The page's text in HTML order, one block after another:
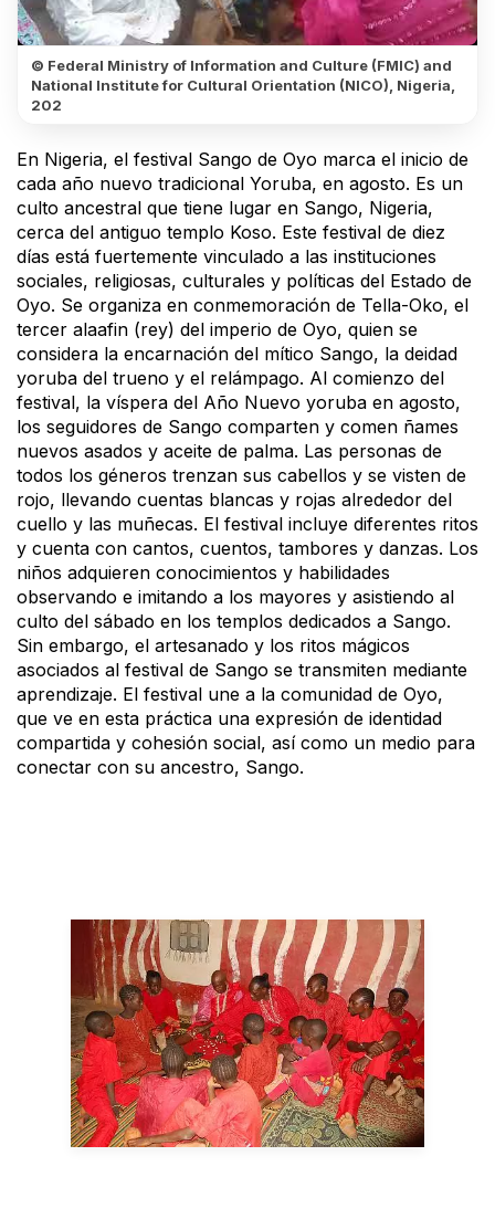
© Federal Ministry of Information and Culture (FMIC) and
National Institute for Cultural Orientation (NICO), Nigeria,
202
En Nigeria, el festival Sango de Oyo marca el inicio de
cada año nuevo tradicional Yoruba, en agosto. Es un
culto ancestral que tiene lugar en Sango, Nigeria,
cerca del antiguo templo Koso. Este festival de diez
días está fuertemente vinculado a las instituciones
sociales, religiosas, culturales y políticas del Estado de
Oyo. Se organiza en conmemoración de Tella-Oko, el
tercer alaafin (rey) del imperio de Oyo, quien se
considera la encarnación del mítico Sango, la deidad
yoruba del trueno y el relámpago. Al comienzo del
festival, la víspera del Año Nuevo yoruba en agosto,
los seguidores de Sango comparten y comen ñames
nuevos asados y aceite de palma. Las personas de
todos los géneros trenzan sus cabellos y se visten de
rojo, llevando cuentas blancas y rojas alrededor del
cuello y las muñecas. El festival incluye diferentes ritos
y cuenta con cantos, cuentos, tambores y danzas. Los
niños adquieren conocimientos y habilidades
observando e imitando a los mayores y asistiendo al
culto del sábado en los templos dedicados a Sango.
Sin embargo, el artesanado y los ritos mágicos
asociados al festival de Sango se transmiten mediante
aprendizaje. El festival une a la comunidad de Oyo,
que ve en esta práctica una expresión de identidad
compartida y cohesión social, así como un medio para
conectar con su ancestro, Sango.